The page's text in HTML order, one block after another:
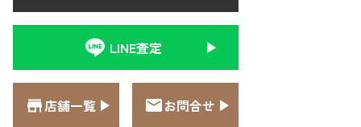
LINE査定
店舗一覧 お問合せ